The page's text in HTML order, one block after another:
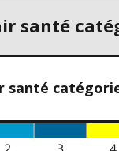
santé
santé